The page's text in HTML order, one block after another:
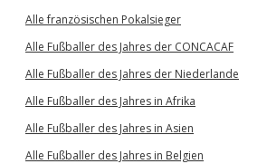
Alle französischen Pokalsieger
Alle Fußballer des Jahres der CONCACAF
Alle Fußballer des Jahres der Niederlande
Alle Fußballer des Jahres in Afrika
Alle Fußballer des Jahres in Asien
Alle Fußballer des Jahres in Belgien